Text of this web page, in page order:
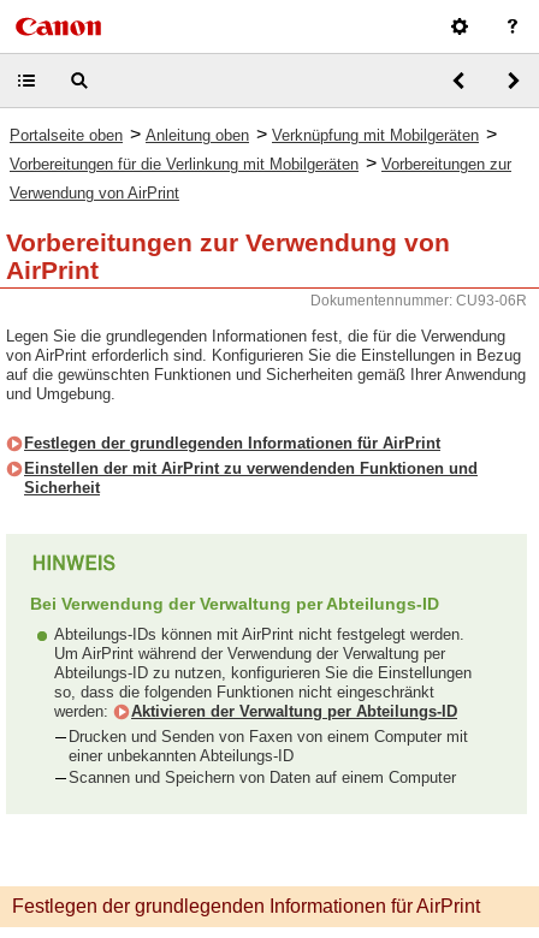
Portalseite oben > Anleitung oben > Verknüpfung mit Mobilgeräten >
Vorbereitungen für die Verlinkung mit Mobilgeräten > Vorbereitungen zur
Verwendung von AirPrint
Vorbereitungen zur Verwendung von
AirPrint
Dokumentennummer: CU93-06R
Legen Sie die grundlegenden Informationen fest, die für die Verwendung
von AirPrint erforderlich sind. Konfigurieren Sie die Einstellungen in Bezug
auf die gewünschten Funktionen und Sicherheiten gemäß Ihrer Anwendung
und Umgebung.
Festlegen der grundlegenden Informationen für AirPrint
Einstellen der mit AirPrint zu verwendenden Funktionen und
Sicherheit
Bei Verwendung der Verwaltung per Abteilungs-ID
Abteilungs-IDs können mit AirPrint nicht festgelegt werden.
Um AirPrint während der Verwendung der Verwaltung per
Abteilungs-ID zu nutzen, konfigurieren Sie die Einstellungen
so, dass die folgenden Funktionen nicht eingeschränkt
werden:
Aktivieren der Verwaltung per Abteilungs-ID
Drucken und Senden von Faxen von einem Computer mit
einer unbekannten Abteilungs-ID
Scannen und Speichern von Daten auf einem Computer
Festlegen der grundlegenden Informationen für AirPrint